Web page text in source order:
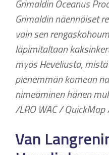
Grimaldin Oceanus
Grimaldin näennäiset
vain sen
läpimitaltaan
myös Heveliusta,
pienemmän komean
nimeäminen hänen
/LRO WAC / QuickMap
Van